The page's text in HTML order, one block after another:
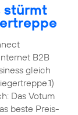
stürmt
B2B
gleich
Das Votum
beste Preis-